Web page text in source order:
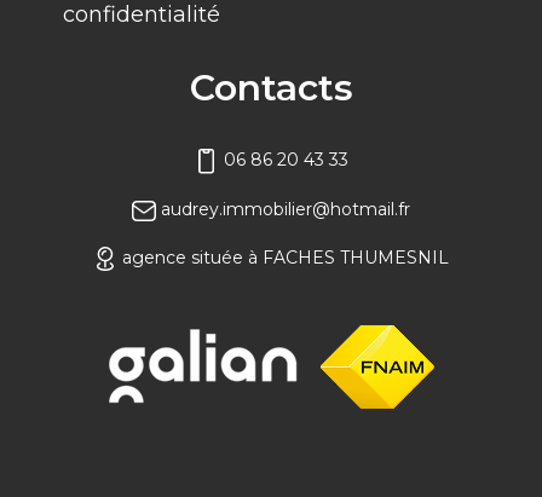
confidentialité
Contacts
06 86 20 43 33
audrey.immobilier@hotmail.fr
agence située à FACHES THUMESNIL